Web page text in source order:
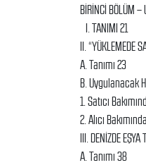
BİRİNCİ BÖLÜM –
I. TANIMI 21
II. “YÜKLEMEDE
A. Tanımı 23
B. Uygulanacak
1. Satıcı
2. Alıcı
III. DENİZDE
A. Tanımı 38